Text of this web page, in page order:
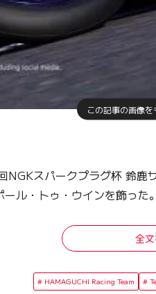
この記事の画像を
スパークプラグ杯 鈴
ル・トゥ・ウインを飾った。
全
HAMAGUCHI Racing Team